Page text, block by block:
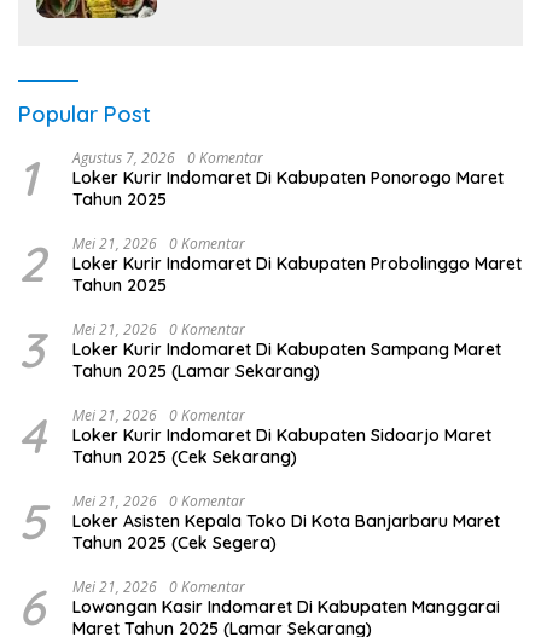
Popular Post
1 Agustus 7, 2026 0 Komentar
Loker Kurir Indomaret Di Kabupaten Ponorogo Maret
Tahun 2025
2 Mei 21, 2026 0 Komentar
Loker Kurir Indomaret Di Kabupaten Probolinggo Maret
Tahun 2025
3 Mei 21, 2026 0 Komentar
Loker Kurir Indomaret Di Kabupaten Sampang Maret
Tahun 2025 (Lamar Sekarang)
4 Mei 21, 2026 0 Komentar
Loker Kurir Indomaret Di Kabupaten Sidoarjo Maret
Tahun 2025 (Cek Sekarang)
5 Mei 21, 2026 0 Komentar
Loker Asisten Kepala Toko Di Kota Banjarbaru Maret
Tahun 2025 (Cek Segera)
6 Mei 21, 2026 0 Komentar
Lowongan Kasir Indomaret Di Kabupaten Manggarai
Maret Tahun 2025 (Lamar Sekarang)